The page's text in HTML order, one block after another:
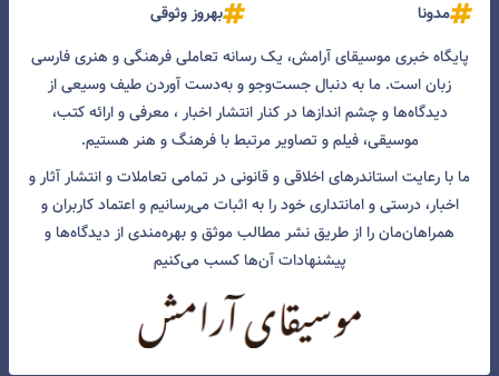
مدونا
بهروز وثوقی
پایگاه خبری موسیقای آرامش، یک رسانه تعاملی فرهنگی و هنری فارسی
زبان است. ما به دنبال جست‌و‌جو و به‌دست آوردن طیف وسیعی از
دیدگاه‌ها و چشم انداز‌ها در کنار انتشار اخبار ، معرفی و ارائه کتب،
موسیقی، فیلم و تصاویر مرتبط با فرهنگ و هنر هستیم.
ما با رعایت استاندرهای اخلاقی و قانونی در تمامی تعاملات و انتشار آثار و
اخبار، درستی و امانتداری خود را به اثبات می‌رسانیم و اعتماد کاربران و
همراهان‌مان را از طریق نشر مطالب موثق و بهره‌مندی از دیدگاه‌ها و
پیشنهادات آن‌ها کسب می‌کنیم